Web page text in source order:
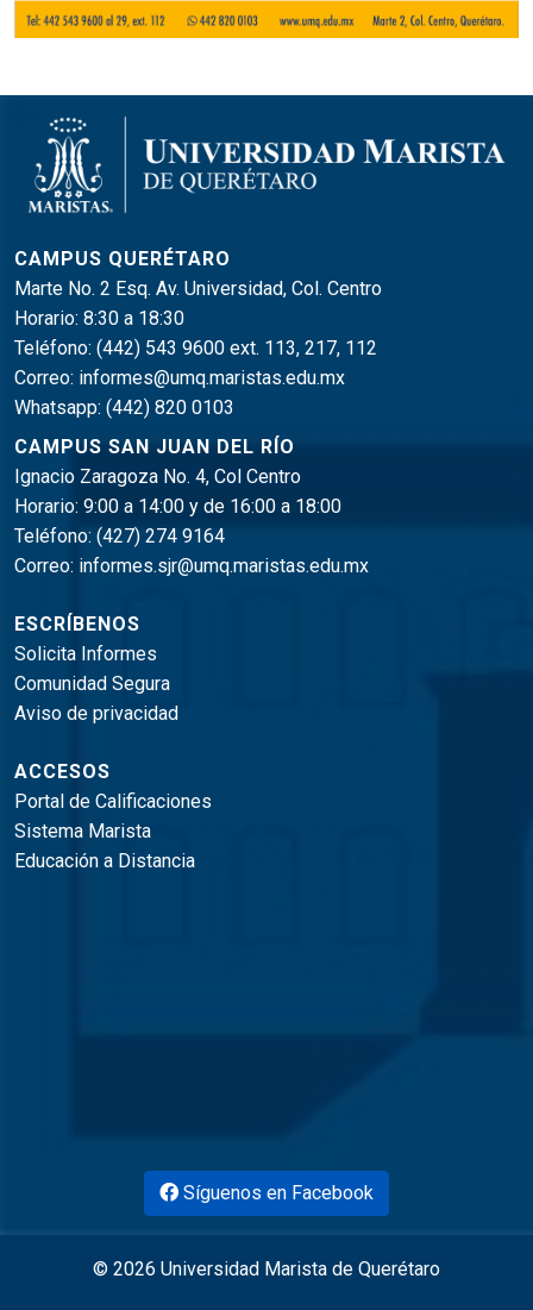
CAMPUS QUERÉTARO
Marte No. 2 Esq. Av. Universidad, Col. Centro
Horario: 8:30 a 18:30
Teléfono: (442) 543 9600 ext. 113, 217, 112
Correo: informes@umq.maristas.edu.mx
Whatsapp: (442) 820 0103
CAMPUS SAN JUAN DEL RÍO
Ignacio Zaragoza No. 4, Col Centro
Horario: 9:00 a 14:00 y de 16:00 a 18:00
Teléfono: (427) 274 9164
Correo: informes.sjr@umq.maristas.edu.mx
ESCRÍBENOS
Solicita Informes
Comunidad Segura
Aviso de privacidad
ACCESOS
Portal de Calificaciones
Sistema Marista
Educación a Distancia
Síguenos en Facebook
© 2026 Universidad Marista de Querétaro